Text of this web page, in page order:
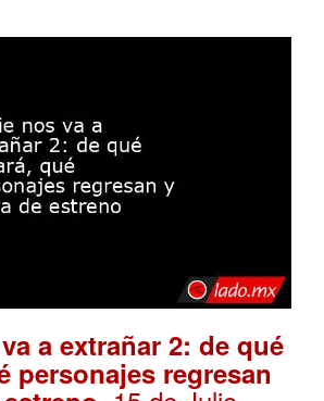
a extrañar 2: de qué
personajes regresan